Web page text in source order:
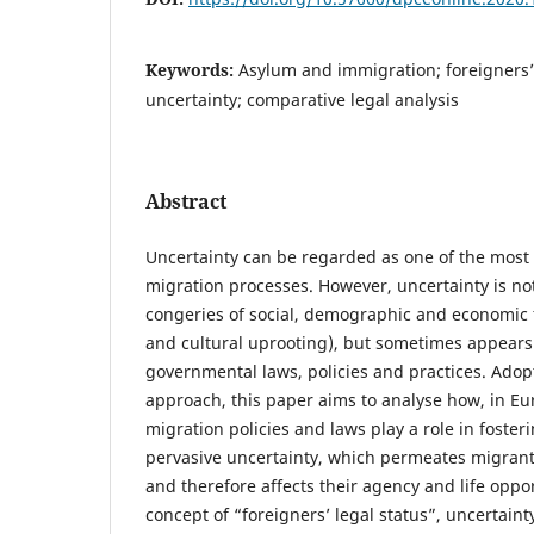
Keywords: Asylum and immigration;
uncertainty; comparative legal analysis
Abstract
Uncertainty can be regarded as one of the
migration processes. However, uncertainty is
congeries of social, demographic and
and cultural uprooting), but sometimes
governmental laws, policies and practices.
approach, this paper aims to analyse how, in
migration policies and laws play a role in
pervasive uncertainty, which permeates
and therefore affects their agency and life
concept of “foreigners’ legal status”,